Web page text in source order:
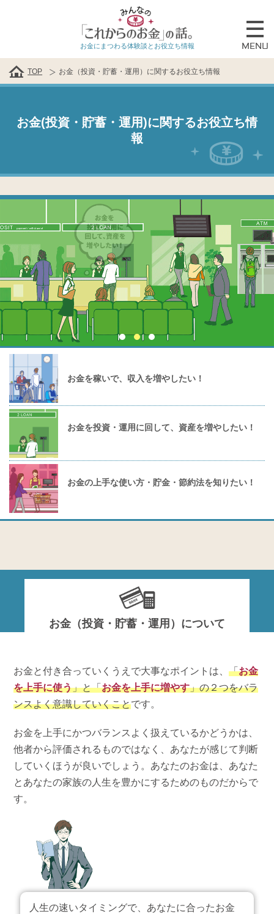
お金にまつわる体験談とお役立ち情報 MENU
TOP お金（投資・貯蓄・運用）に関するお役立ち情報
お金(投資・貯蓄・運用)に関するお役立ち情
報
お金を稼いで、収入を増やしたい！
お金を投資・運用に回して、資産を増やしたい！
お金の上手な使い方・貯金・節約法を知りたい！
お金（投資・貯蓄・運用）について
お金と付き合っていくうえで大事なポイントは、「お金
を上手に使う」と「お金を上手に増やす」の２つをバラ
ンスよく意識していくことです。
お金を上手にかつバランスよく扱えているかどうかは、
他者から評価されるものではなく、あなたが感じて判断
していくほうが良いでしょう。あなたのお金は、あなた
とあなたの家族の人生を豊かにするためのものだからで
す。
人生の速いタイミングで、あなたに合ったお金